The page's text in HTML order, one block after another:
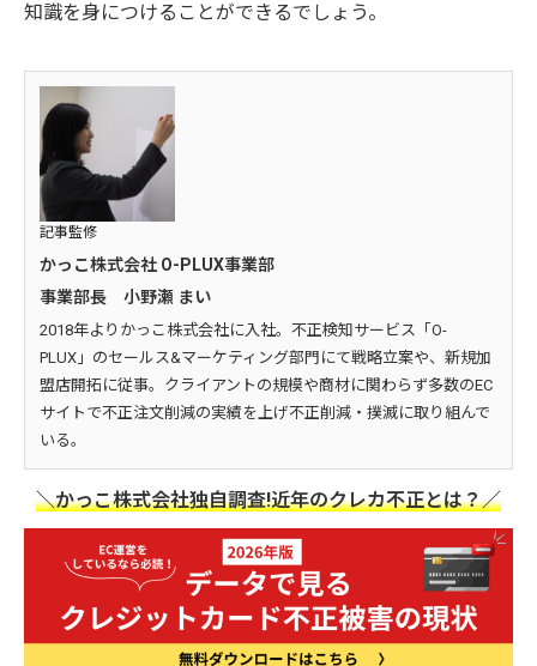
知識を身につけることができるでしょう。
記事監修
かっこ株式会社 O-PLUX事業部
事業部長 小野瀬 まい
2018年よりかっこ株式会社に入社。不正検知サービス「O-
PLUX」のセールス&マーケティング部門にて戦略立案や、新規加
盟店開拓に従事。クライアントの規模や商材に関わらず多数のEC
サイトで不正注文削減の実績を上げ不正削減・撲滅に取り組んで
いる。
＼かっこ株式会社独自調査!近年のクレカ不正とは？／